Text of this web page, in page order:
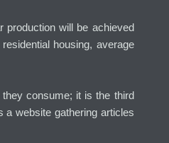
production will be achieved
housing, average
consume; it is the third
a website gathering articles